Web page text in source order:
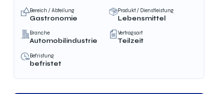
Bereich / Abteilung
Gastronomie
Produkt / Dienstleistung
Lebensmittel
Branche
Automobilindustrie
Vertragsart
Teilzeit
Befristung
befristet